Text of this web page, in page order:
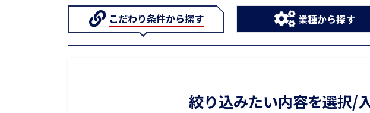
こだわり条件から探す 業種から探す
絞り込みたい内容を選択/